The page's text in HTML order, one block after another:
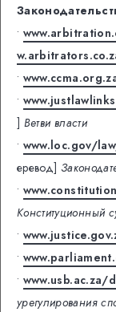
•
•
•
] Ветви власти
• www.loc.gov/
еревод]
•
Конституционный
•
•
•
урегулирования